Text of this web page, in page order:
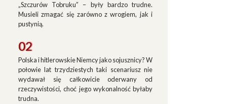
„Szczurów Tobruku” – były bardzo trudne.
Musieli zmagać się zarówno z wrogiem, jak i
pustynią.
02
Polska i hitlerowskie Niemcy jako sojusznicy? W
połowie lat trzydziestych taki scenariusz nie
wydawał się całkowicie oderwany od
rzeczywistości, choć jego wykonalność byłaby
trudna.